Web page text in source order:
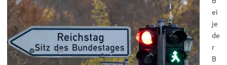
ei
je
de
r
B